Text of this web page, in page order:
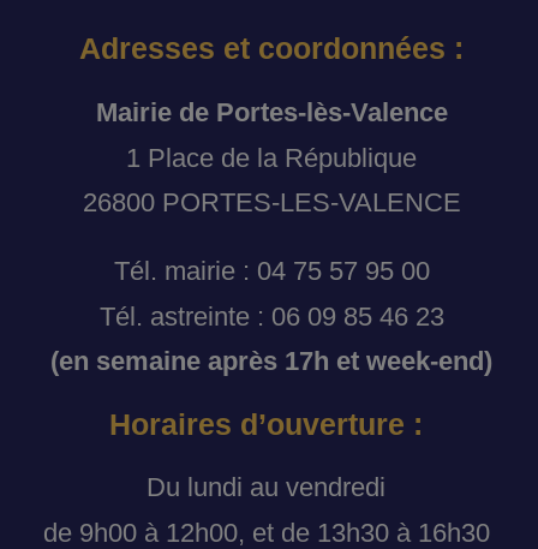
Adresses et coordonnées :
Mairie de Portes-lès-Valence
1 Place de la République
26800 PORTES-LES-VALENCE
Tél. mairie : 04 75 57 95 00
Tél. astreinte : 06 09 85 46 23
(en semaine après 17h et week-end)
Horaires d’ouverture :
Du lundi au vendredi
de 9h00 à 12h00, et de 13h30 à 16h30